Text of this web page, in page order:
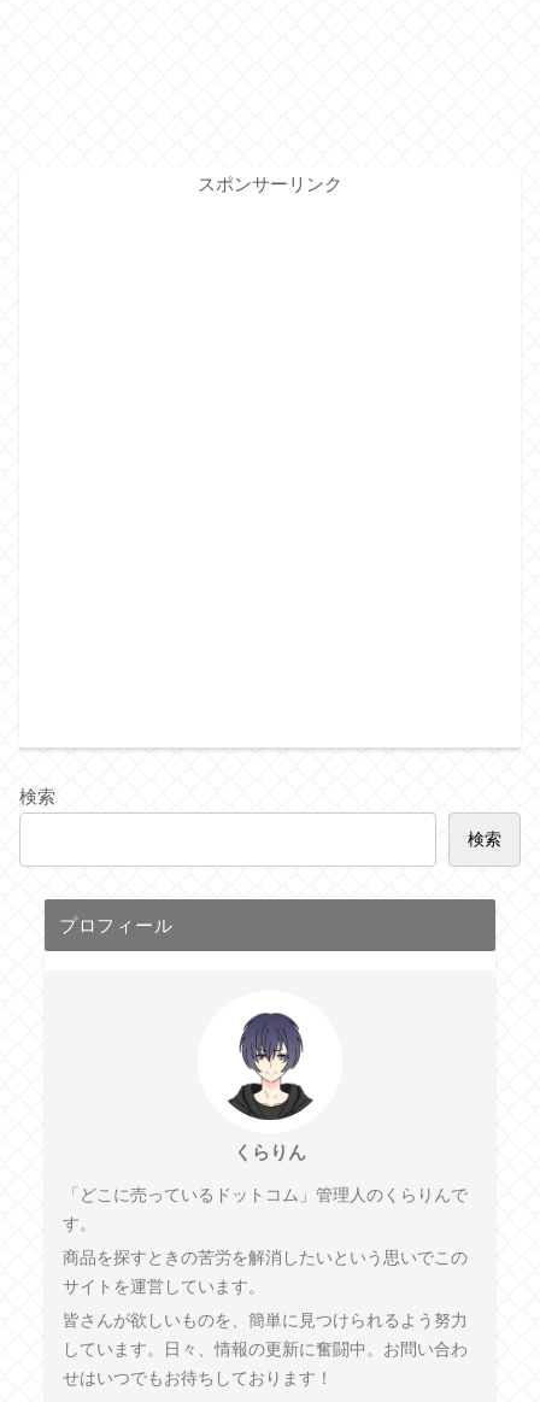
スポンサーリンク
検索
検索
プロフィール
くらりん
「どこに売っているドットコム」管理人のくらりんで
す。
商品を探すときの苦労を解消したいという思いでこの
サイトを運営しています。
皆さんが欲しいものを、簡単に見つけられるよう努力
しています。日々、情報の更新に奮闘中。お問い合わ
せはいつでもお待ちしております！